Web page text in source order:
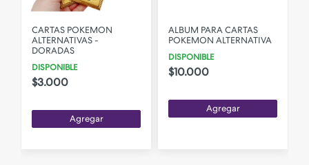
CARTAS POKEMON
ALTERNATIVAS -
DORADAS
DISPONIBLE
$3.000
Agregar
ALBUM PARA CARTAS
POKEMON ALTERNATIVA
DISPONIBLE
$10.000
Agregar